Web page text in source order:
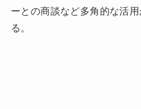
ーとの商談など多角的な活
る。